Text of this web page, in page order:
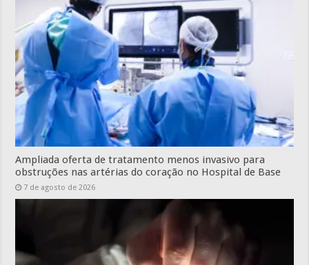
Ampliada oferta de tratamento menos invasivo para
obstruções nas artérias do coração no Hospital de Base
7 de agosto de 2026